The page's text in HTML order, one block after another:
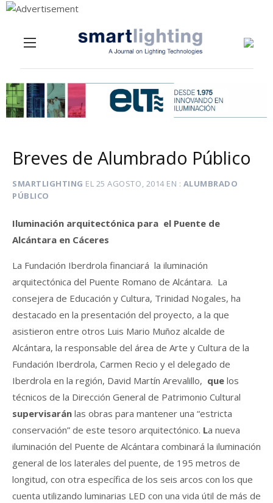
Breves de Alumbrado Público
SMARTLIGHTING EL 25 AGOSTO, 2014EN
ALUMBRADO
PÚBLICO
Iluminación arquitectónica para el Puente de
Alcántara en Cáceres
La Fundación Iberdrola financiará la iluminación
arquitectónica del Puente Romano de Alcántara. La
consejera de Educación y Cultura, Trinidad Nogales, ha
destacado en la presentación del proyecto, a la que
asistieron entre otros Luis Mario Muñoz alcalde de
Alcántara, la responsable del área de Arte y Cultura de la
Fundación Iberdrola, Carmen Recio y el delegado de
Iberdrola en la región, David Martín Arevalillo, que los
técnicos de la Dirección General de Patrimonio Cultural
supervisarán las obras para mantener una “estricta
conservación” de este tesoro arquitectónico. La nueva
iluminación del Puente de Alcántara combinará la iluminación
general de los laterales del puente, de 195 metros de
longitud, con otra específica de los seis arcos con los que
cuenta utilizando luminarias LED con una vida útil de más de